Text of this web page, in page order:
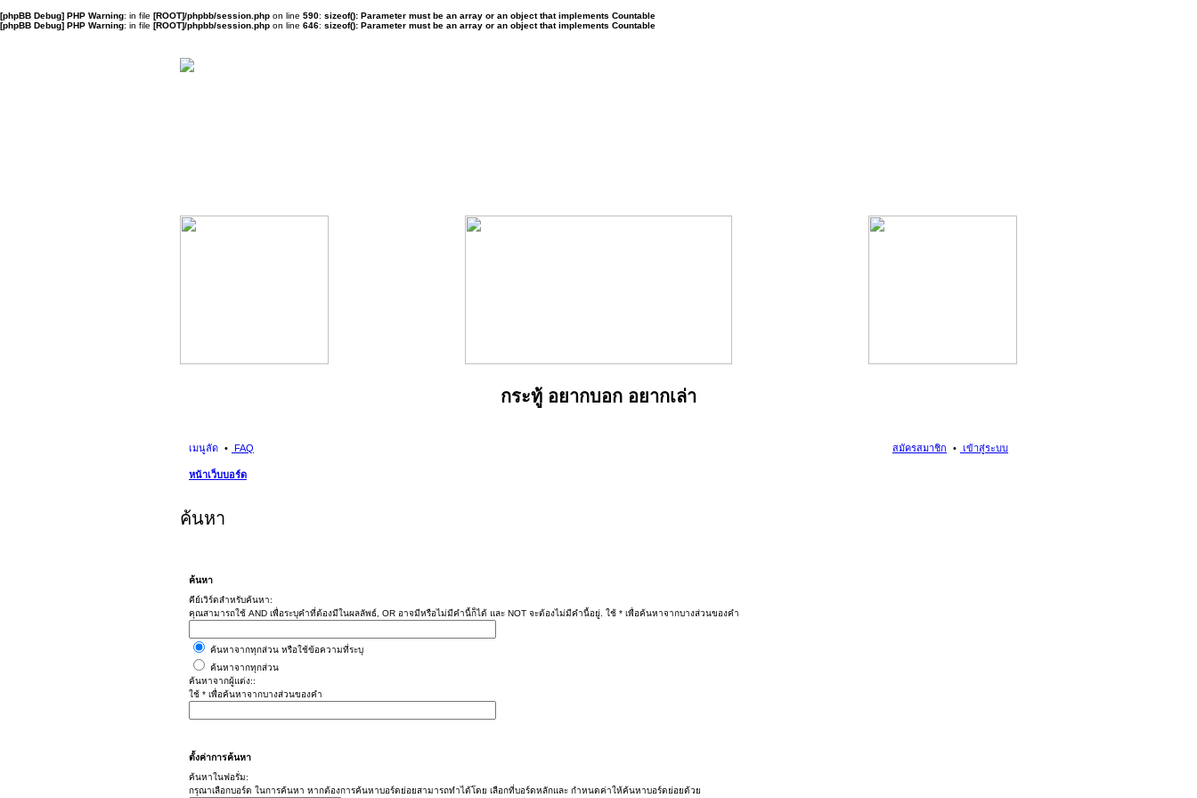
[phpBB Debug] PHP Warning: in file [ROOT]/phpbb/session.php on line 590: sizeof(): Parameter must be an array or an object that implements Countable
[phpBB Debug] PHP Warning: in file [ROOT]/phpbb/session.php on line 646: sizeof(): Parameter must be an array or an object that implements Countable
กระทู้ อยากบอก อยากเล่า
เมนูลัด FAQ เข้าสู่ระบบ
สมัครสมาชิก
หน้าเว็บบอร์ด
ค้นหา
ค้นหา
คีย์เวิร์ดสำหรับค้นหา:
คุณสามารถใช้ AND เพื่อระบุคำที่ต้องมีในผลลัพธ์, OR อาจมีหรือไม่มีคำนี้ก็ได้ และ NOT จะต้องไม่มีคำนี้อยู่. ใช้ * เพื่อค้นหาจากบางส่วนของคำ
ค้นหาจากทุกส่วน หรือใช้ข้อความที่ระบุ
ค้นหาจากทุกส่วน
ค้นหาจากผู้แต่ง::
ใช้ * เพื่อค้นหาจากบางส่วนของคำ
ตั้งค่าการค้นหา
ค้นหาในฟอรั่ม:
กรุณาเลือกบอร์ด ในการค้นหา หากต้องการค้นหาบอร์ดย่อยสามารถทำได้โดย เลือกที่บอร์ดหลักและ กำหนดค่าให้ค้นหาบอร์ดย่อยด้วย